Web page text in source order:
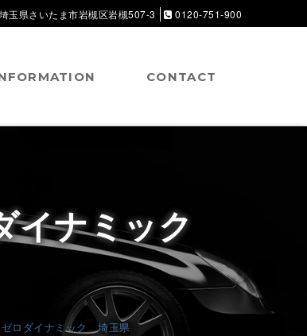
埼玉県さいたま市岩槻区岩槻507-3 0120-751-900
CONTACT
イナミック
ロダイナミック 埼玉県